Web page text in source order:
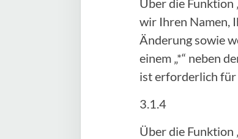
Über die Funktion
wir Ihren Namen,
Änderung sowie
einem „*“ neben
ist erforderlich für
3.1.4
Über die Funktion